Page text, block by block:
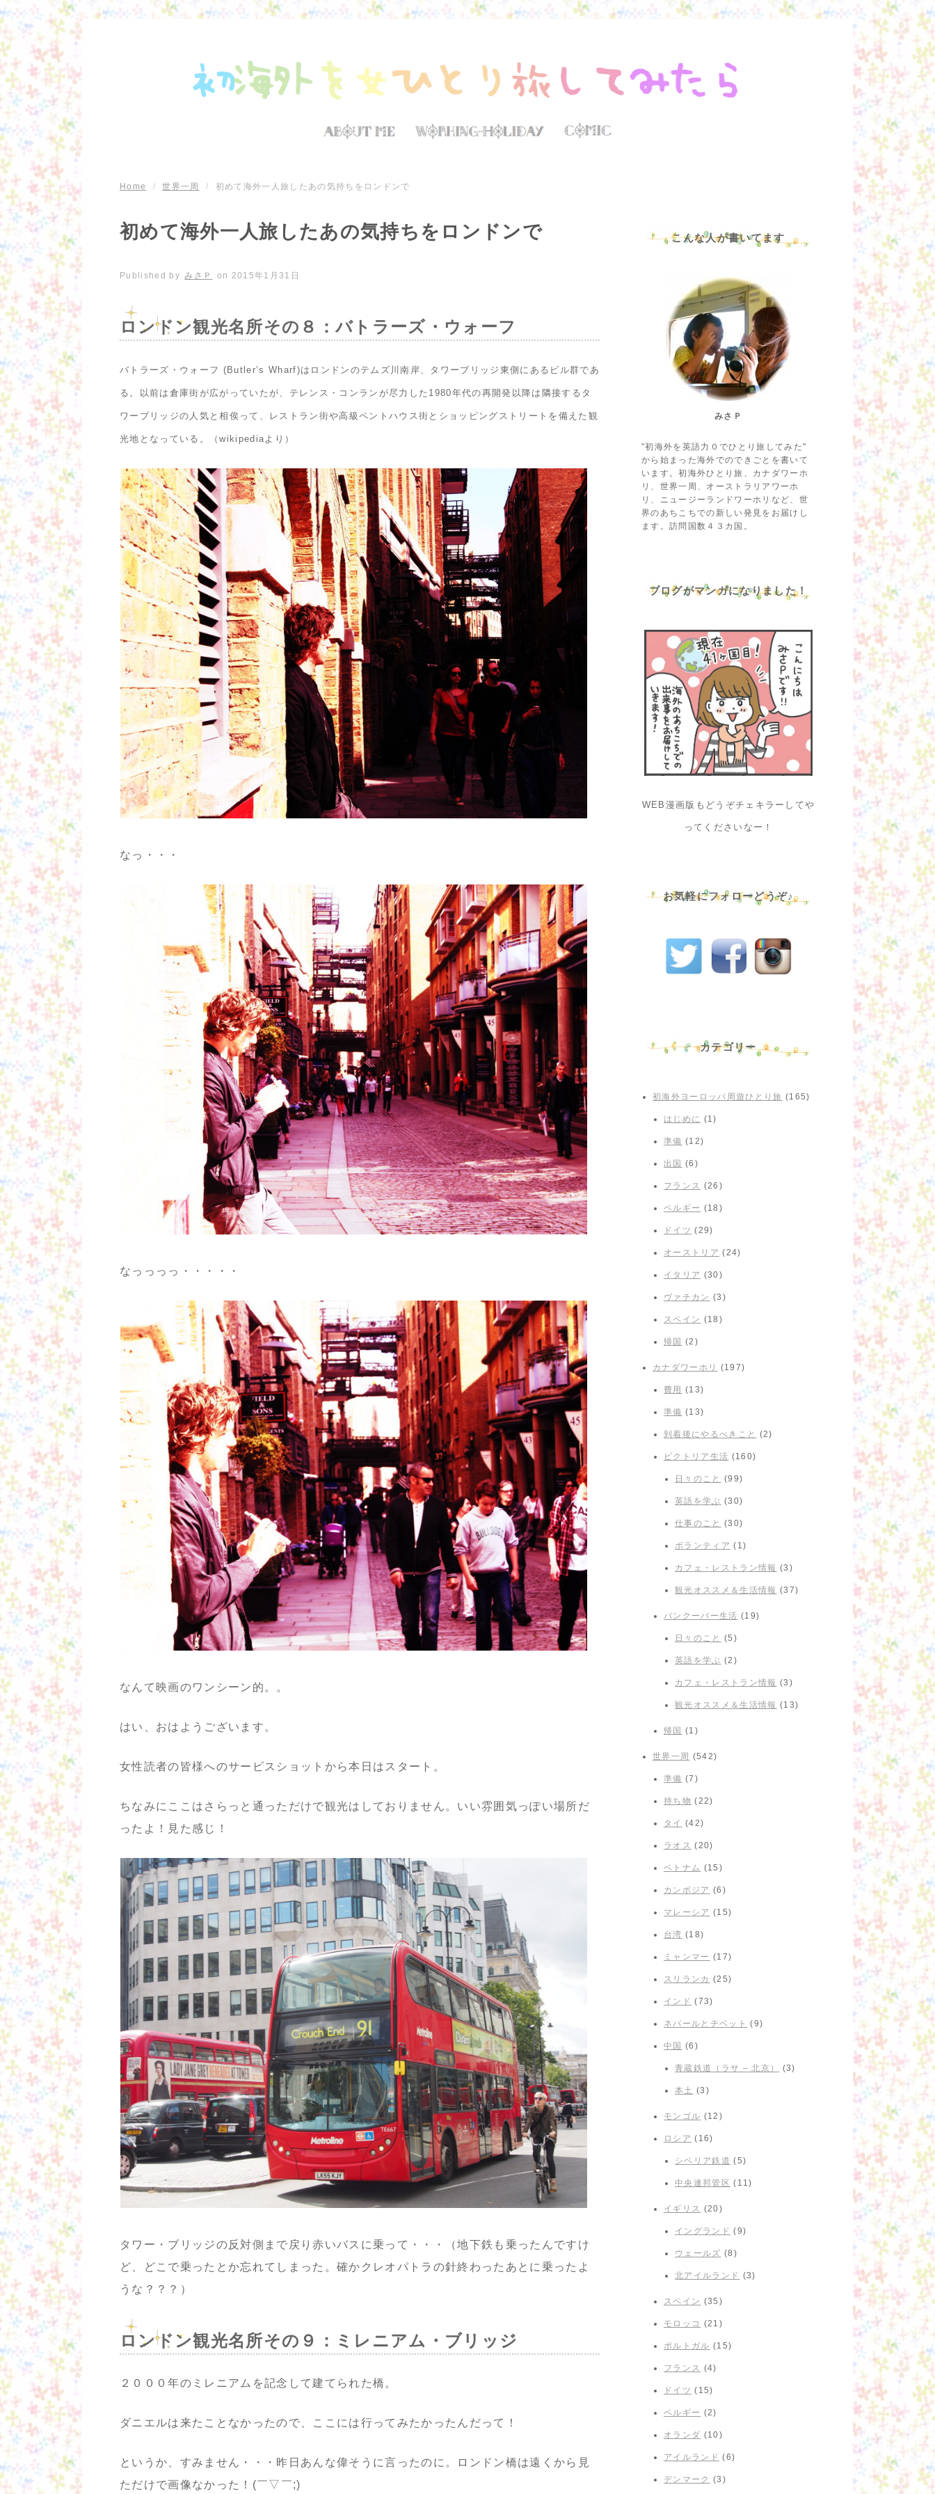
Home / 世界一周 / 初めて海外一人旅したあの気持ちをロンドンで
初めて海外一人旅したあの気持ちをロンドンで
Published by みさＰ on 2015年1月31日
ロンドン観光名所その８：バトラーズ・ウォーフ
バトラーズ・ウォーフ (Butler’s Wharf)はロンドンのテムズ川南岸、タワーブリッジ東側にあるビル群であ
る。以前は倉庫街が広がっていたが、テレンス・コンランが尽力した1980年代の再開発以降は隣接するタ
ワーブリッジの人気と相俟って、レストラン街や高級ペントハウス街とショッピングストリートを備えた観
光地となっている。（wikipediaより）
なっ・・・
なっっっっ・・・・・
なんて映画のワンシーン的。。
はい、おはようございます。
女性読者の皆様へのサービスショットから本日はスタート。
ちなみにここはさらっと通っただけで観光はしておりません。いい雰囲気っぽい場所だ
ったよ！見た感じ！
タワー・ブリッジの反対側まで戻り赤いバスに乗って・・・（地下鉄も乗ったんですけ
ど、どこで乗ったとか忘れてしまった。確かクレオパトラの針終わったあとに乗ったよ
うな？？？）
ロンドン観光名所その９：ミレニアム・ブリッジ
２０００年のミレニアムを記念して建てられた橋。
ダニエルは来たことなかったので、ここには行ってみたかったんだって！
というか、すみません・・・昨日あんな偉そうに言ったのに。ロンドン橋は遠くから見
ただけで画像なかった！(￣▽￣;)
こんな人が書いてます
みさＰ
"初海外を英語力０でひとり旅してみた"
から始まった海外でのできごとを書いて
います。初海外ひとり旅、カナダワーホ
リ、世界一周、オーストラリアワーホ
リ、ニュージーランドワーホリなど、世
界のあちこちでの新しい発見をお届けし
ます。訪問国数４３カ国。
ブログがマンガになりました！
WEB漫画版もどうぞチェキラーしてや
ってくださいなー！
お気軽にフォローどうぞ♪
カテゴリー
初海外ヨーロッパ周遊ひとり旅 (165)
はじめに (1)
準備 (12)
出国 (6)
フランス (26)
ベルギー (18)
ドイツ (29)
オーストリア (24)
イタリア (30)
ヴァチカン (3)
スペイン (18)
帰国 (2)
カナダワーホリ (197)
費用 (13)
準備 (13)
到着後にやるべきこと (2)
ビクトリア生活 (160)
日々のこと (99)
英語を学ぶ (30)
仕事のこと (30)
ボランティア (1)
カフェ・レストラン情報 (3)
観光オススメ＆生活情報 (37)
バンクーバー生活 (19)
日々のこと (5)
英語を学ぶ (2)
カフェ・レストラン情報 (3)
観光オススメ＆生活情報 (13)
帰国 (1)
世界一周 (542)
準備 (7)
持ち物 (22)
タイ (42)
ラオス (20)
ベトナム (15)
カンボジア (6)
マレーシア (15)
台湾 (18)
ミャンマー (17)
スリランカ (25)
インド (73)
ネパールとチベット (9)
中国 (6)
青蔵鉄道（ラサ – 北京） (3)
本土 (3)
モンゴル (12)
ロシア (16)
シベリア鉄道 (5)
中央連邦管区 (11)
イギリス (20)
イングランド (9)
ウェールズ (8)
北アイルランド (3)
スペイン (35)
モロッコ (21)
ポルトガル (15)
フランス (4)
ドイツ (15)
ベルギー (2)
オランダ (10)
アイルランド (6)
デンマーク (3)